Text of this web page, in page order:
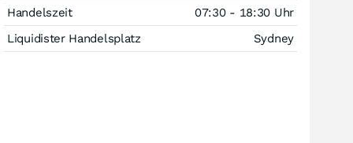
Handelszeit
07:30 - 18:30 Uhr
Liquidister Handelsplatz
Sydney